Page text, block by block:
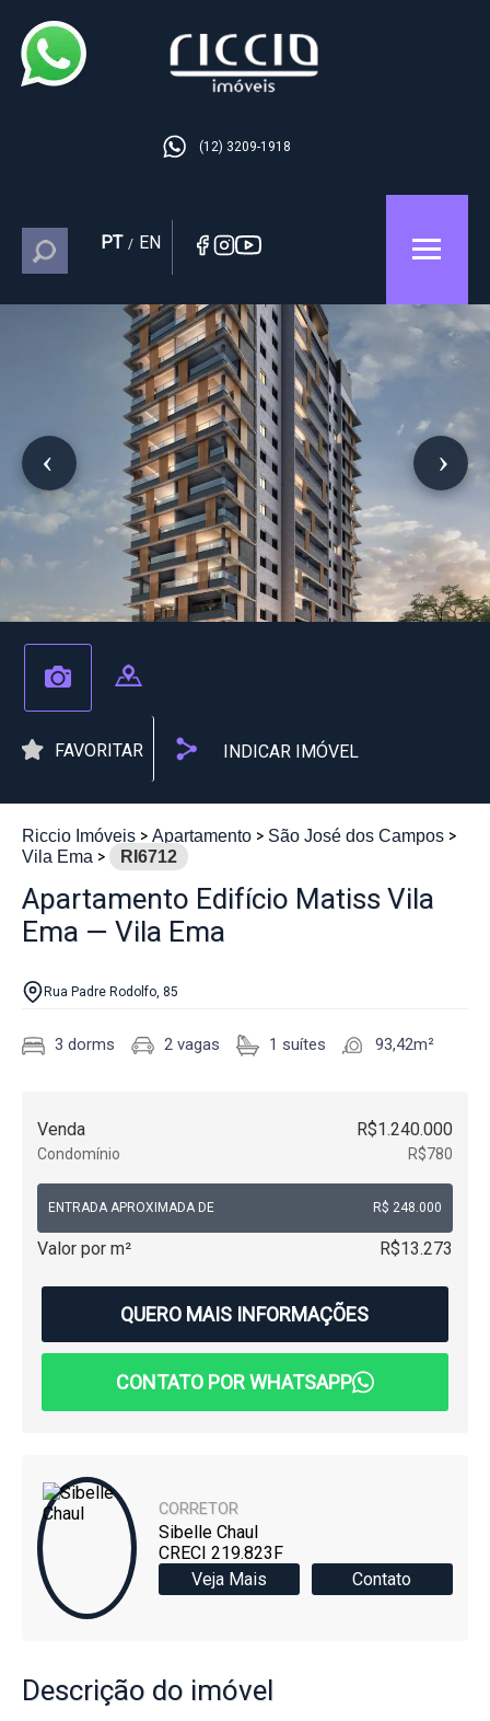
(12) 3209-1918
PT / EN
FAVORITAR INDICAR IMÓVEL
Riccio Imóveis Apartamento
São José dos Campos
Vila Ema
RI6712
Apartamento Edifício Matiss Vila
Ema — Vila Ema
Rua Padre Rodolfo, 85
3 dorms 2 vagas 1 suítes 93,42m²
Venda R$1.240.000
Condomínio R$780
ENTRADA APROXIMADA DE R$ 248.000
Valor por m² R$13.273
QUERO MAIS INFORMAÇÕES
CONTATO POR WHATSAPP
CORRETOR
Sibelle Chaul
CRECI 219.823F
Veja Mais
Contato
Descrição do imóvel